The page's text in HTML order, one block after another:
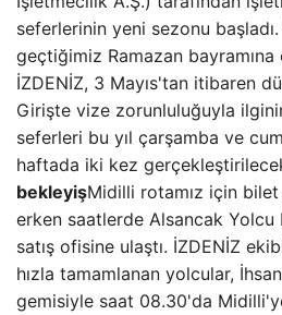
seferlerinin yeni sezonu başladı.
geçtiğimiz Ramazan
İZDENİZ, 3 Mayıs'tan itibaren
Girişte vize zorunluluğuyla
seferleri bu yıl çarşamba ve
haftada iki kez
bekleyişMidilli rotamız için
erken saatlerde Alsancak Yolcu
satış ofisine ulaştı. İZDENİZ
hızla tamamlanan yolcular,
gemisiyle saat 08.30'da